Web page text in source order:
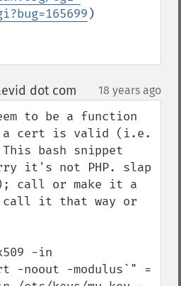
)
dot com 18 years ago
to be a function
cert is valid (i.e.
bash snippet
it's not PHP. slap
call or make it a
call it that way or
-in
-noout -modulus`" =